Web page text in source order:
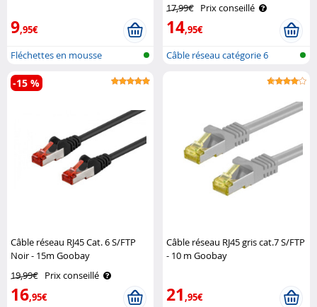
9,95€
Fléchettes en mousse
17,99€ Prix conseillé
14,95€
Câble réseau catégorie 6
Câble réseau RJ45 Cat. 6 S/FTP
Noir - 15m Goobay
19,99€ Prix conseillé
16,95€
-15 %
Câble réseau RJ45 gris cat.7 S/FTP
- 10 m Goobay
21,95€